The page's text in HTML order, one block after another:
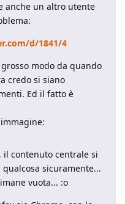
anche un altro utente
d/1841/4
modo da quando
credo si siano
Ed il fatto è
contenuto centrale si
sicuramente...
vuota... :o